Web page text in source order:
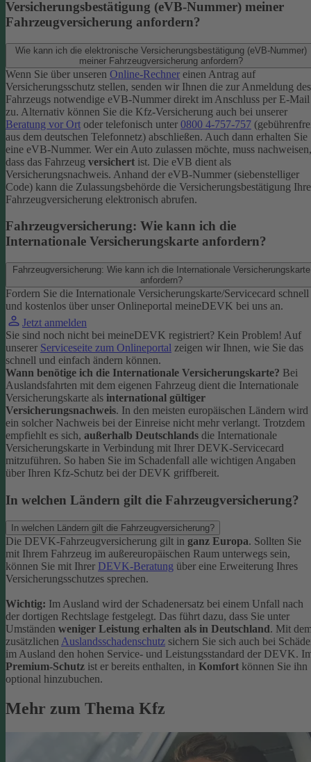
Versicherungsbestätigung (eVB-Nummer) meiner
Fahrzeugversicherung anfordern?
Wie kann ich die elektronische Versicherungsbestätigung (eVB-Nummer)
meiner Fahrzeugversicherung anfordern?
Wenn Sie über unseren Online-Rechner einen Antrag auf
Versicherungsschutz stellen, senden wir Ihnen die zur Anmeldung des
Fahrzeugs notwendige eVB-​Nummer direkt im Anschluss per E-Mail
zu. Alternativ können Sie die Kfz-​Versicherung auch bei unserer
Beratung vor Ort oder telefonisch unter 0800 4-​757-757
aus dem deutschen Telefonnetz) abschließen. Auch dann erhalten Sie
eine eVB-Nummer. Wer ein Auto zulassen möchte, muss nachweisen,
dass das Fahrzeug versichert ist. Die eVB dient als
Versicherungsnachweis. Anhand der eVB-Nummer (siebenstelliger
Code) kann die Zulassungsbehörde die Versicherungsbestätigung
Fahrzeugversicherung elektronisch abrufen.
Fahrzeugversicherung: Wie kann ich die
Internationale Versicherungskarte anfordern?
Fahrzeugversicherung: Wie kann ich die Internationale Versicherungskarte
anfordern?
Fordern Sie die Internationale Versicherungskarte/Servicecard schnell
und kostenlos über unser Onlineportal meineDEVK bei uns an.
Jetzt anmelden
Sie sind noch nicht bei meineDEVK registriert? Kein Problem! Auf
unserer Serviceseite zum Onlineportal zeigen wir Ihnen, wie Sie das
schnell und einfach ändern können.
Wann benötige ich die Internationale Versicherungskarte? Bei
Auslandsfahrten mit dem eigenen Fahrzeug dient die Internationale
Versicherungskarte als international gültiger
Versicherungsnachweis. In den meisten europäischen Ländern wird
ein solcher Nachweis bei der Einreise nicht mehr verlangt. Trotzdem
empfiehlt es sich, außerhalb Deutschlands die Internationale
Versicherungskarte in Verbindung mit Ihrer DEVK-Servicecard
mitzuführen. So haben Sie im Schadenfall alle wichtigen Angaben
über Ihren Kfz-Schutz bei der DEVK griffbereit.
In welchen Ländern gilt die Fahrzeugversicherung?
In welchen Ländern gilt die Fahrzeugversicherung?
Die DEVK-Fahrzeugversicherung gilt in ganz Europa. Sollten Sie
mit Ihrem Fahrzeug im außereuropäischen Raum unterwegs sein,
können Sie mit Ihrer DEVK-Beratung über eine Erweiterung Ihres
Versicherungsschutzes sprechen.
Wichtig: Im Ausland wird der Schadenersatz bei einem Unfall nach
der dortigen Rechtslage festgelegt. Das führt dazu, dass Sie unter
Umständen weniger Leistung erhalten als in Deutschland. Mit
zusätzlichenAuslandsschadenschutz sichern Sie sich auch bei
im Ausland den hohen Service- und Leistungsstandard der DEVK.
Premium-Schutz ist er bereits enthalten, in Komfort können Sie ihn
optional hinzubuchen.
Mehr zum Thema Kfz